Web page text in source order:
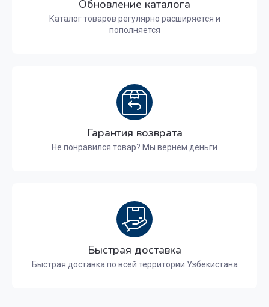
Обновление каталога
Каталог товаров регулярно расширяется и
пополняется
Гарантия возврата
Не понравился товар? Мы вернем деньги
Быстрая доставка
Быстрая доставка по всей территории Узбекистана